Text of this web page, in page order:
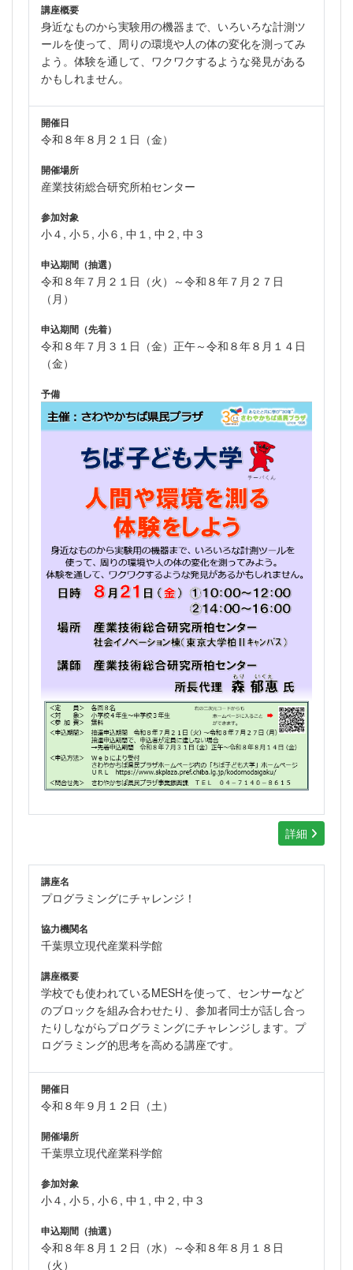
講座概要
身近なものから実験用の機器まで、いろいろな計測ツ
ールを使って、周りの環境や人の体の変化を測ってみ
よう。体験を通して、ワクワクするような発見がある
かもしれません。
開催日
令和８年８月２１日（金）
開催場所
産業技術総合研究所柏センター
参加対象
小４, 小５, 小６, 中１, 中２, 中３
申込期間（抽選）
令和８年７月２１日（火）～令和８年７月２７日
（月）
申込期間（先着）
令和８年７月３１日（金）正午～令和８年８月１４日
（金）
予備
詳細
講座名
プログラミングにチャレンジ！
協力機関名
千葉県立現代産業科学館
講座概要
学校でも使われているMESHを使って、センサーなど
のブロックを組み合わせたり、参加者同士が話し合っ
たりしながらプログラミングにチャレンジします。プ
ログラミング的思考を高める講座です。
開催日
令和８年９月１２日（土）
開催場所
千葉県立現代産業科学館
参加対象
小４, 小５, 小６, 中１, 中２, 中３
申込期間（抽選）
令和８年８月１２日（水）～令和８年８月１８日
（火）